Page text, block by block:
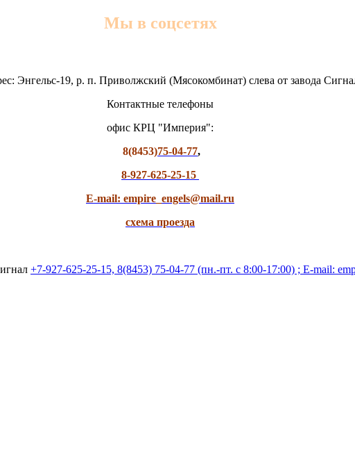
Мы в соцсетях
Энгельс-19, р. п. Приволжский (Мясокомбинат) слева от завода
Контактные телефоны
офис КРЦ "Империя":
8(8453)75-04-77,
8-927-625-25-15
E-mail: empire_engels@mail.ru
схема проезда
+7-927-625-25-15, 8(8453) 75-04-77 (пн.-пт. с 8:00-17:00) ; E-mail: